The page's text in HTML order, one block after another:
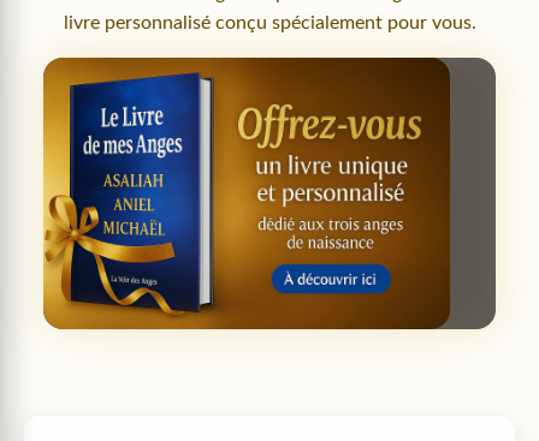
livre personnalisé conçu spécialement pour vous.